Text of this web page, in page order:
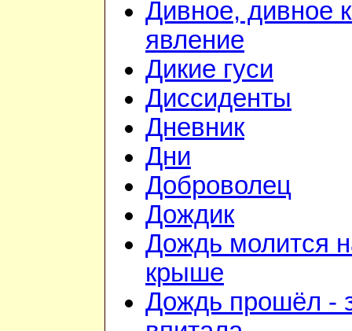
Дивное, дивное
явление
Дикие гуси
Диссиденты
Дневник
Дни
Доброволец
Дождик
Дождь молится
крыше
Дождь прошёл -